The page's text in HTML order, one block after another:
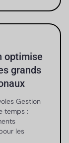
optimise
grands
Gestion
temps :
les